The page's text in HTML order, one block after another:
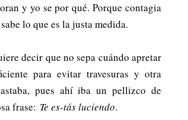
y yo se por qué. Porque contagia
lo que es la justa medida.
decir que no sepa cuándo apretar
para evitar travesuras y otra
pues ahí iba un pellizco de
frase: Te es-tás luciendo.